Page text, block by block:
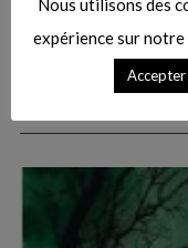
expérience sur
Accepter